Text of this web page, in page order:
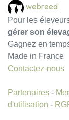
webreed
Pour les
gérer son
Gagnez en
Made in France
Contactez-nous
Partenaires -
d'utilisation -